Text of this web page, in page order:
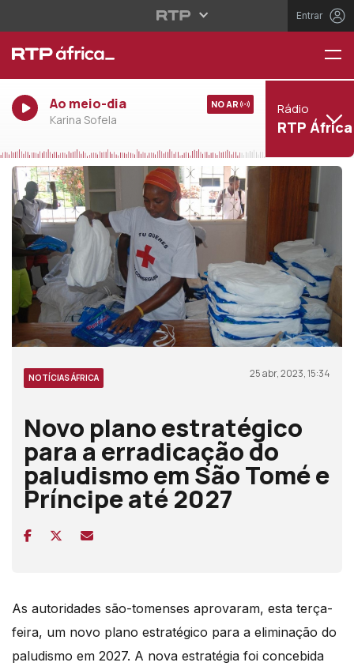
Entrar
Ao meio-dia
Karina Sofela
NO AR Rádio
RTP África
NOTÍCIAS ÁFRICA 25 abr, 2023, 15:34
Novo plano estratégico
para a erradicação do
paludismo em São Tomé e
Príncipe até 2027
As autoridades são-tomenses aprovaram, esta terça-
feira, um novo plano estratégico para a eliminação do
paludismo em 2027. A nova estratégia foi concebida